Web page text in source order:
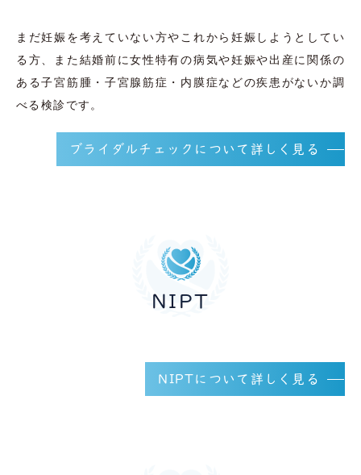
まだ妊娠を考えていない方やこれから妊娠しようとしてい
る方、また結婚前に女性特有の病気や妊娠や出産に関係の
ある子宮筋腫・子宮腺筋症・内膜症などの疾患がないか調
べる検診です。
ブライダルチェックについて詳しく見る
NIPT
NIPTについて詳しく見る